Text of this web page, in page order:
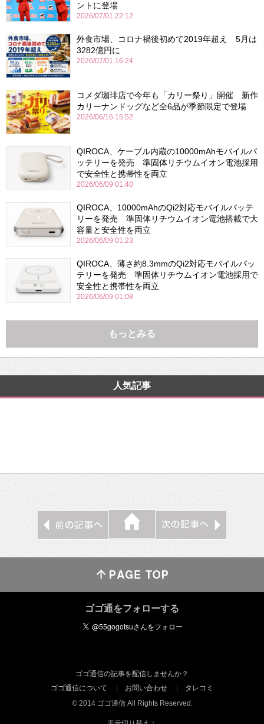
ントに登場
2026/07/01 22:12
外食市場、コロナ禍後初めて2019年超え 5月は
3282億円に
2026/07/01 16:24
コメダ珈琲店で今年も「カリー祭り」開催 新作
カリーナンドッグなど全6品が季節限定で登場
2026/06/16 15:52
QIROCA、ケーブル内蔵の10000mAhモバイルバ
ッテリーを発売 準固体リチウムイオン電池採用
で安全性と携帯性を両立
2026/06/09 01:40
QIROCA、10000mAhのQi2対応モバイルバッテ
リーを発売 準固体リチウムイオン電池搭載で大
容量と安全性を両立
2026/06/09 01:23
QIROCA、薄さ約8.3mmのQi2対応モバイルバッ
テリーを発売 準固体リチウムイオン電池採用で
安全性と携帯性を両立
2026/06/09 01:08
もっとみる
人気記事
ゴゴ通をフォローする
ゴゴ通信の記事を配信しませんか？
ゴゴ通信について
お問い合わせ
タレコミ
© 2014 ゴゴ通信 All Rights Reserved.